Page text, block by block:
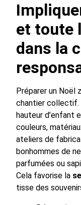
et toute
dans la
Préparer un Noël
chantier collectif.
hauteur d’enfant
couleurs,
ateliers de
bonhommes de
parfumées ou
Cela favorise la
tisse des